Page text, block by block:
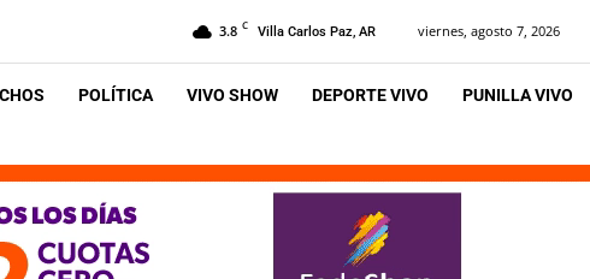
3.8 C Villa Carlos Paz, AR viernes, agosto 7, 2026
POLÍTICA VIVO SHOW DEPORTE VIVO PUNILLA VIVO